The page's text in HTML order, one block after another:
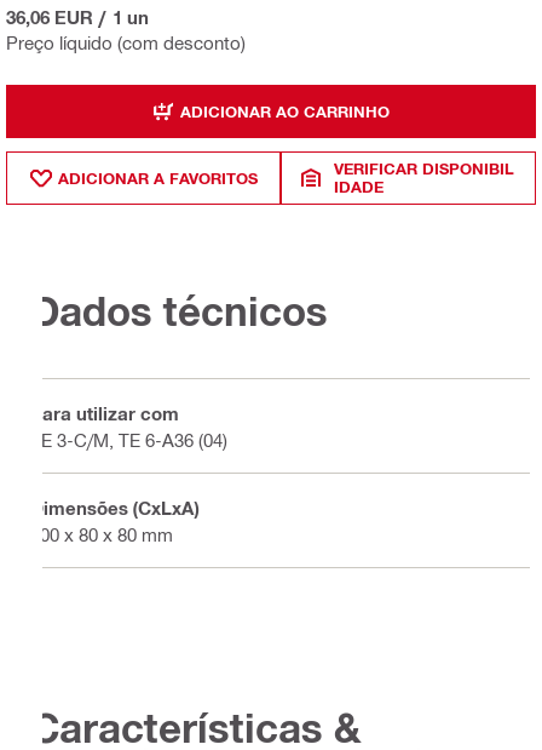
Preço líquido (com desconto)
36,06 EUR / 1 un
ADICIONAR AO CARRINHO
ADICIONAR A FAVORITOS
VERIFICAR DISPONIBIL
IDADE
Dados técnicos
Para utilizar com
TE 3-C/M, TE 6-A36 (04)
Dimensões (CxLxA)
200 x 80 x 80 mm
Características &